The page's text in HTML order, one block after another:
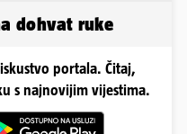
dohvat ruke
portala. Čitaj,
s najnovijim vijestima.